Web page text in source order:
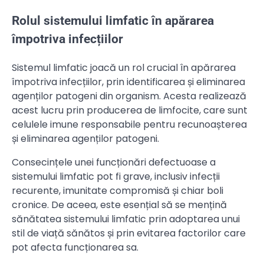
Rolul sistemului limfatic în apărarea
împotriva infecțiilor
Sistemul limfatic joacă un rol crucial în apărarea
împotriva infecțiilor, prin identificarea și eliminarea
agenților patogeni din organism. Acesta realizează
acest lucru prin producerea de limfocite, care sunt
celulele imune responsabile pentru recunoașterea
și eliminarea agenților patogeni.
Consecințele unei funcționări defectuoase a
sistemului limfatic pot fi grave, inclusiv infecții
recurente, imunitate compromisă și chiar boli
cronice. De aceea, este esențial să se mențină
sănătatea sistemului limfatic prin adoptarea unui
stil de viață sănătos și prin evitarea factorilor care
pot afecta funcționarea sa.